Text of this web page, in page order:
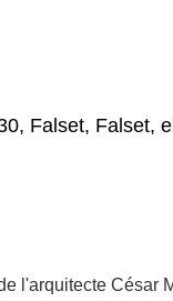
Falset, Falset,
l'arquitecte César